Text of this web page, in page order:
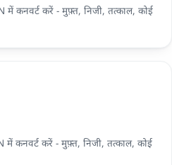
में कनवर्ट करें - मुफ़्त, निजी, तत्काल, कोई
में कनवर्ट करें - मुफ़्त, निजी, तत्काल, कोई